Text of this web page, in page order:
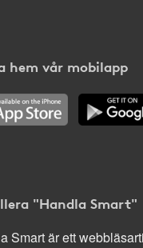
hem vår mobilapp
"Handla Smart"
Smart är ett